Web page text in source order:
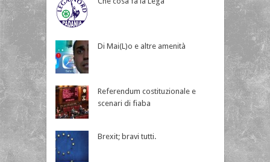
Di Mai(L)o e altre amenità
Referendum costituzionale e
scenari di fiaba
Brexit; bravi tutti.